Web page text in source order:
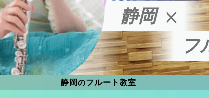
静岡
フ
静岡のフルート教室